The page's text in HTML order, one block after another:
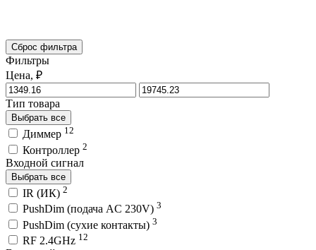
Сброс фильтра
Фильтры
Цена, ₽
Тип товара
Выбрать все
Диммер 12
Контроллер 2
Входной сигнал
Выбрать все
IR (ИК) 2
PushDim (подача AC 230V) 3
PushDim (сухие контакты) 3
RF 2.4GHz 12